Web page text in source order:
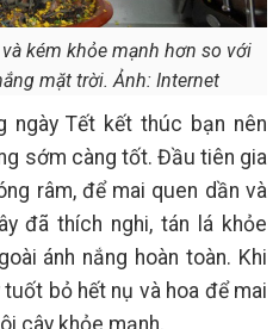
kém khỏe mạnh hơn so với
mặt trời. Ảnh: Internet
ngày Tết kết thúc bạn nên
sớm càng tốt. Đầu tiên gia
râm, để mai quen dần và
đã thích nghi, tán lá khỏe
ánh nắng hoàn toàn. Khi
bỏ hết nụ và hoa để mai
cây khỏe mạnh.